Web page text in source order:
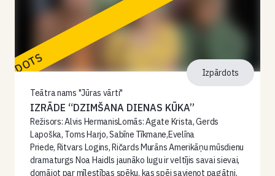
Teātra nams "Jūras vārti"
IZRĀDE “DZIMŠANA DIENAS KŪKA”
Režisors: Alvis HermanisLomās: Agate Krista, Gerds
Lapoška, Toms Harjo, Sabīne Tīkmane,Evelīna
Priede, Ritvars Logins, Ričards Murāns Amerikāņu mūsdienu
dramaturgs Noa Haidls jaunāko lugu ir veltījis savai sievai,
domājot par mīlestības spēku, kas spēj savienot pagātni,
Izpārdots